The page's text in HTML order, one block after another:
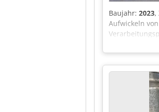
Baujahr: 2023,
Aufwickeln
Spannwelle
Maschine
Azerok Die